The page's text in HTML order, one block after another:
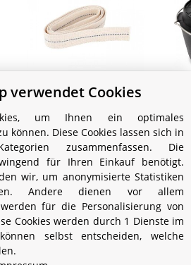
Flachdocht (12,5mm x
100cm)
6,99 € *
verwendet Cookies
um Ihnen ein optimales
können. Diese Cookies lassen sich in
zusammenfassen. Die
für Ihren Einkauf benötigt.
wir, um anonymisierte Statistiken
Andere dienen vor allem
für die Personalisierung von
Cookies werden durch 1 Dienste im
selbst entscheiden, welche